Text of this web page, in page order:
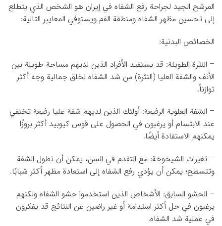
المرشح الجيد لجراحة رفع الشفاه في إيران هو الشخص الذي يتطلع
إلى تحسين مظهر الشفاه ومنطقة الفم ويستوفي المعايير التالية:
الخصائص البدنية:
– النثرة الطويلة: قد يستفيد الأفراد الذين لديهم مساحة طويلة بين
الأنف والشفة العليا (النثرة) من شد الشفاه لخلق جمالية وجه أكثر
توازناً.
– الشفة العلوية الرفيعة: أولئك الذين لديهم شفة عليا رفيعة تختفي
عند الابتسام أو يرغبون في الحصول على قوس كيوبيد أكثر بروزًا
يمكنهم الاستفادة أيضًا.
– تغيرات الشيخوخة: مع التقدم في السن، يمكن أن تطول الشفة
وتتسطح؛ يمكن أن يؤدي رفع الشفاه إلى استعادة مظهر أكثر شبابًا.
– الحشو السابق: الأشخاص الذين استخدموا حشو الشفاه ولكنهم
يرغبون في حل أكثر استدامة أو غير راضين عن النتائج قد يفكرون
في عملية شد الشفاه.